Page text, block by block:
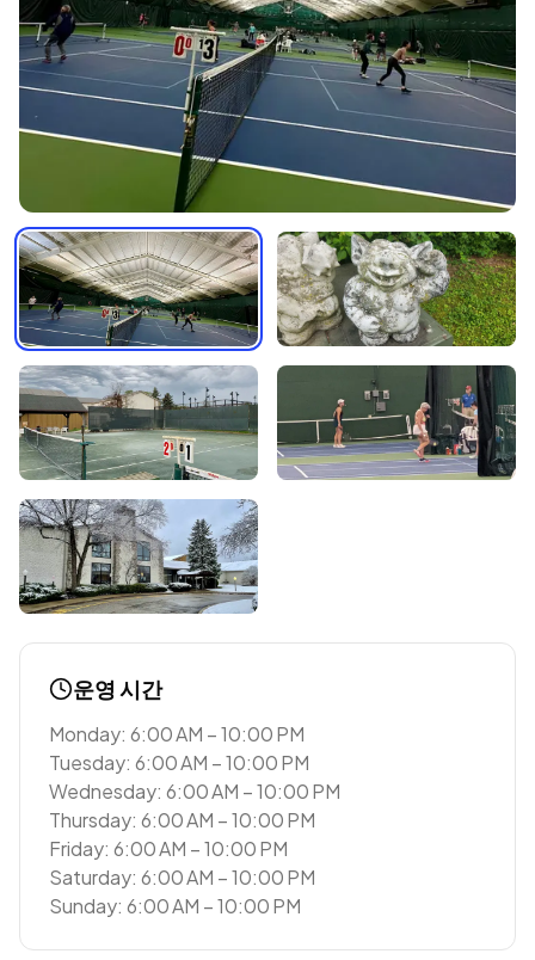
운영 시간
Monday: 6:00 AM – 10:00 PM
Tuesday: 6:00 AM – 10:00 PM
Wednesday: 6:00 AM – 10:00 PM
Thursday: 6:00 AM – 10:00 PM
Friday: 6:00 AM – 10:00 PM
Saturday: 6:00 AM – 10:00 PM
Sunday: 6:00 AM – 10:00 PM